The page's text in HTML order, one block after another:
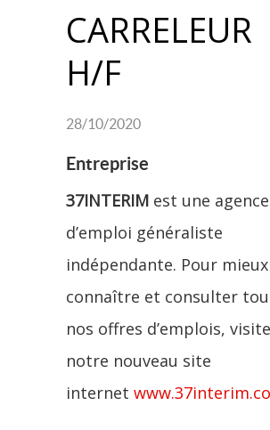
CARRELEUR
H/F
28/10/2020
Entreprise
37INTERIM est une agence
d’emploi généraliste
indépendante. Pour
connaître et consulter
nos offres d’emplois,
notre nouveau site
internet